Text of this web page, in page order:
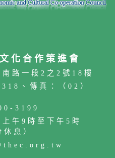
化合作策進會
路一段2之2號18樓
、傳真：（02）
3199
午9時至下午5時
息）